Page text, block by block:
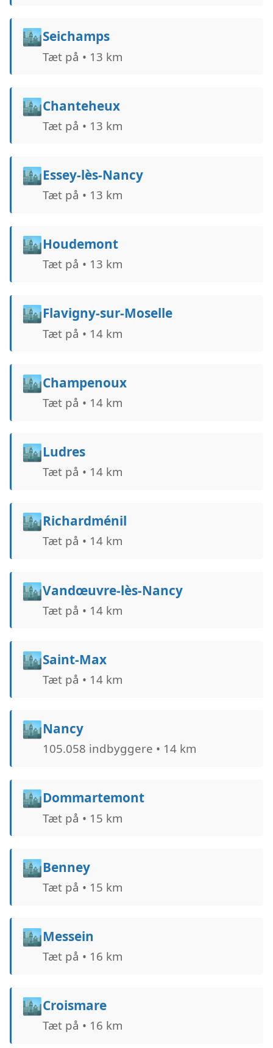
🏙️Seichamps
Tæt på • 13 km
🏙️Chanteheux
Tæt på • 13 km
🏙️Essey-lès-Nancy
Tæt på • 13 km
🏙️Houdemont
Tæt på • 13 km
🏙️Flavigny-sur-Moselle
Tæt på • 14 km
🏙️Champenoux
Tæt på • 14 km
🏙️Ludres
Tæt på • 14 km
🏙️Richardménil
Tæt på • 14 km
🏙️Vandœuvre-lès-Nancy
Tæt på • 14 km
🏙️Saint-Max
Tæt på • 14 km
🏙️Nancy
105.058 indbyggere • 14 km
🏙️Dommartemont
Tæt på • 15 km
🏙️Benney
Tæt på • 15 km
🏙️Messein
Tæt på • 16 km
🏙️Croismare
Tæt på • 16 km